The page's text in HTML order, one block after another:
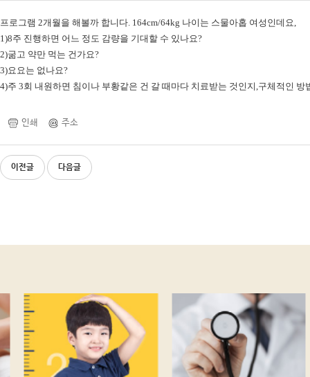
프로그램 2개월을 해볼까 합니다. 164cm/64kg 나이는 스물아홉 여성인데요,
1)8주 진행하면 어느 정도 감량을 기대할 수 있나요?
2)굶고 약만 먹는 건가요?
3)요요는 없나요?
4)주 3회 내원하면 침이나 부황같은 건 갈 때마다 치료받는 것인지,구체적인 방
인쇄 주소
이전글 다음글